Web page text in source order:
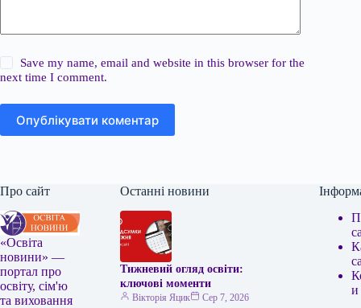
Save my name, email and website in this browser for the
next time I comment.
Опублікувати коментар
Про сайт
«Освіта
новини» —
портал про
освіту, сім'ю
та виховання
Останні новини
Тижневий огляд освіти:
ключові моменти
Вікторія Яцик Сер 7, 2026
и